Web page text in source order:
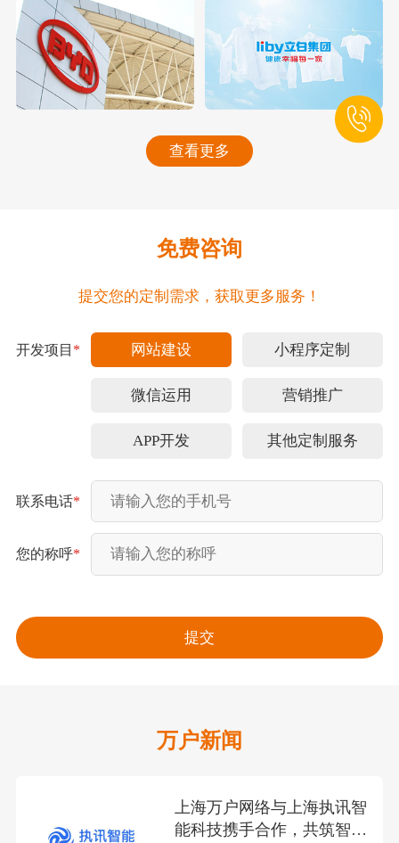
查看更多
免费咨询
提交您的定制需求，获取更多服务！
开发项目 * 网站建设 小程序定制
微信运用 营销推广
APP开发 其他定制服务
联系电话*
您的称呼*
万户新闻
上海万户网络与上海执讯智
能科技携手合作，共筑智联